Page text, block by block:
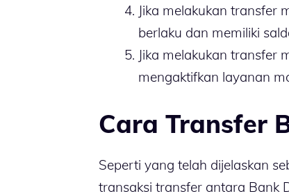
Jika melakukan transfer
berlaku dan memiliki
Jika melakukan transfer
mengaktifkan layanan
Cara Transfer
Seperti yang telah dijelaskan
transaksi transfer antara Bank